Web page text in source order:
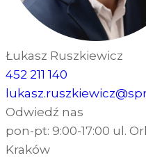
Łukasz Ruszkiewicz
452 211 140
Odwiedź nas
pon-pt: 9:00-17:00 ul.
Kraków